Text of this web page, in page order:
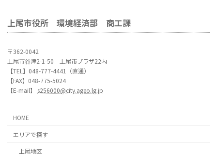
上尾市役所 環境経済部 商工課
〒362-0042
上尾市谷津2-1-50 上尾市プラザ22内
【TEL】048-777-4441（直通）
【FAX】048-775-5024
【E-mail】 s256000@city.ageo.lg.jp
HOME
エリアで探す
上尾地区